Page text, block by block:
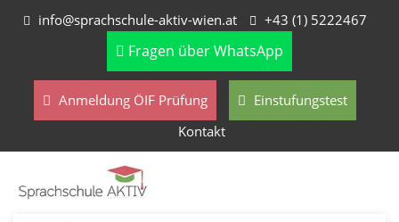
info@sprachschule-aktiv-wien.at +43 (1) 5222467
Fragen über WhatsApp
Anmeldung ÖIF Prüfung
Einstufungstest
Kontakt